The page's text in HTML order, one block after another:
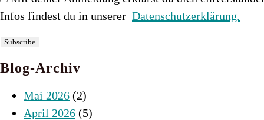
Infos findest du in unserer Datenschutzerklärung.
Blog-Archiv
Mai 2026 (2)
April 2026 (5)